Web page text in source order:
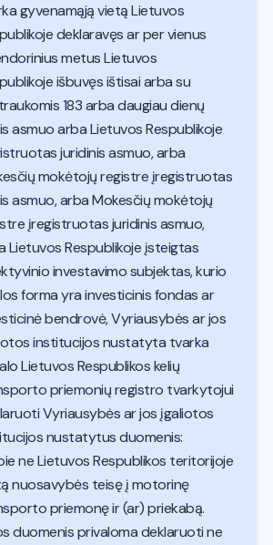
gyvenamąją vietą Lietuvos
deklaravęs ar per vienus
metus Lietuvos
išbuvęs ištisai arba su
183 arba daugiau dienų
asmuo arba Lietuvos Respublikoje
juridinis asmuo, arba
mokėtojų registre įregistruotas
asmuo, arba Mokesčių mokėtojų
įregistruotas juridinis asmuo,
Lietuvos Respublikoje įsteigtas
investavimo subjektas, kurio
forma yra investicinis fondas ar
bendrovė, Vyriausybės ar jos
institucijos nustatyta tvarka
Lietuvos Respublikos kelių
priemonių registro tvarkytojui
Vyriausybės ar jos įgaliotos
nustatytus duomenis:
ne Lietuvos Respublikos teritorijoje
nuosavybės teisę į motorinę
priemonę ir (ar) priekabą.
duomenis privaloma deklaruoti ne